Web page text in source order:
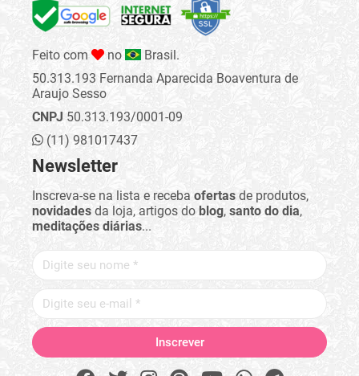
Feito com no
Brasil.
50.313.193 Fernanda Aparecida Boaventura de
Araujo Sesso
CNPJ 50.313.193/0001-09
(11) 981017437
Newsletter
Inscreva-se na lista e receba ofertas de produtos,
novidades da loja, artigos do blog, santo do dia,
meditações diárias...